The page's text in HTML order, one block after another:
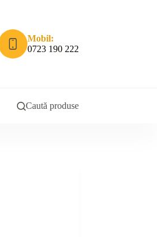
Mobil:
0723 190 222
Caută produse